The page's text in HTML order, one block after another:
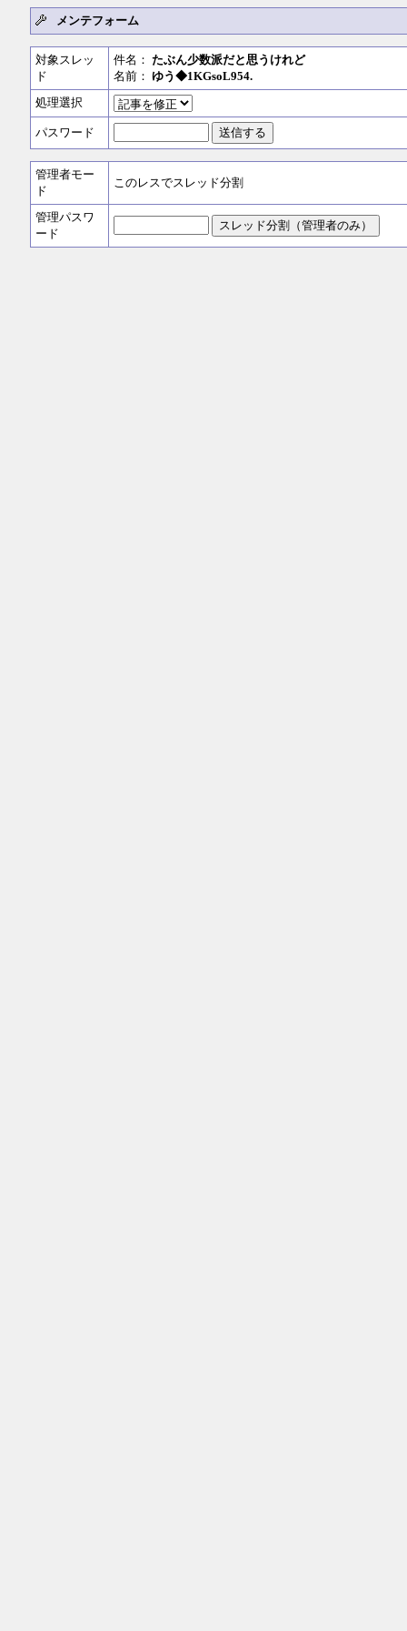
メンテフォーム
対象スレッ
ド
件名： たぶん少数派だと思うけれど
名前： ゆう◆1KGsoL954.
処理選択
パスワード
管理者モー
ド
このレスでスレッド分割
管理パスワ
ード